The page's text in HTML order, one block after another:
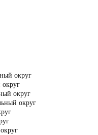
округ
округ
округ